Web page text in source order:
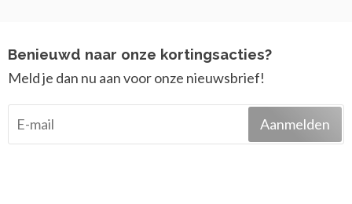
Benieuwd naar onze kortingsacties?
Meld je dan nu aan voor onze nieuwsbrief!
Aanmelden